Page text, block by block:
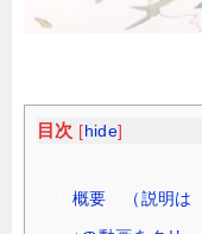
目次 [ hide]
概要 （説明は